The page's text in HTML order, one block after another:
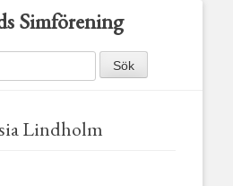
Simförening
Lindholm